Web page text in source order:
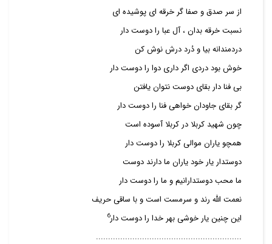
از سر صدق و صفا گر خرقه ای پوشیده ای
نسبت خرقه بدان ، آل عبا را دوست دار
دردمندانه بیا و دُرد درش نوش کن
خوش بود دردی اگر داری دوا را دوست دار
بی فنا دار بقای دوست نتوان یافتن
گر بقای جاودان خواهی فنا را دوست دار
چون شهید کربلا در کربلا آسوده است
همچو یاران موالی کربلا را دوست دار
دوستدار یار خود یاران ما دارند دوست
ما محب دوستدارانیم و ما را دوست دار
نعمت الله رند و سرمست است و با ساقی حریف
این چنین یار خوشی بهر خدا را دوست دار6
............................................................